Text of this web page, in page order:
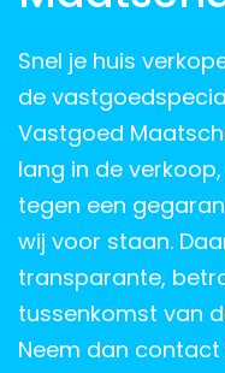
Snel je huis
de
Vastgoed
lang in de
tegen een
wij voor staan.
transparante,
tussenkomst van
Neem dan